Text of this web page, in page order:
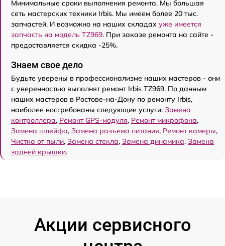
Минимальные сроки выполнения ремонта. Мы большая
сеть мастерских техники Irbis. Мы имеем более 20 тыс.
запчастей. И возможно на наших складах уже имеется
запчасть на модель TZ969. При заказе ремонта на сайте -
предоставляется скидка -25%.
Знаем свое дело
Будьте уверены в профессионализме наших мастеров - они
с уверенностью выполнят ремонт Irbis TZ969. По данным
наших мастеров в Ростове-на-Дону по ремонту Irbis,
наиболее востребованы следующие услуги: Замена
контроллера, Ремонт GPS-модуля, Ремонт микрофона,
Замена шлейфа, Замена разъема питания, Ремонт камеры,
Чистка от пыли, Замена стекла, Замена динамика, Замена
задней крышки.
Акции сервисного